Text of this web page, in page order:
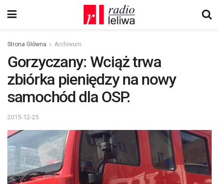
Strona Główna Archiwum
Gorzyczany: Wciąż trwa
zbiórka pieniędzy na nowy
samochód dla OSP.
2015-12-25